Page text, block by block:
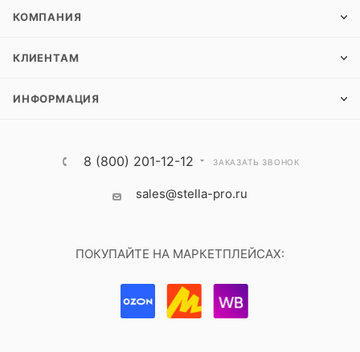
КОМПАНИЯ
КЛИЕНТАМ
ИНФОРМАЦИЯ
8 (800) 201-12-12 ЗАКАЗАТЬ ЗВОНОК
sales@stella-pro.ru
ПОКУПАЙТЕ НА МАРКЕТПЛЕЙСАХ: